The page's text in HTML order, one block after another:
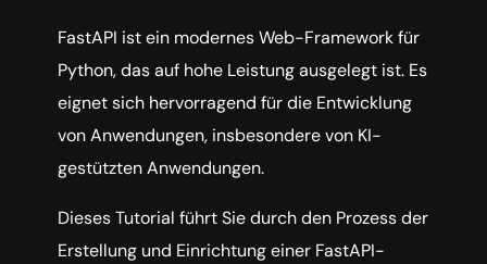
FastAPI ist ein modernes Web-Framework für
Python, das auf hohe Leistung ausgelegt ist. Es
eignet sich hervorragend für die Entwicklung
von Anwendungen, insbesondere von KI-
gestützten Anwendungen.
Dieses Tutorial führt Sie durch den Prozess der
Erstellung und Einrichtung einer FastAPI-